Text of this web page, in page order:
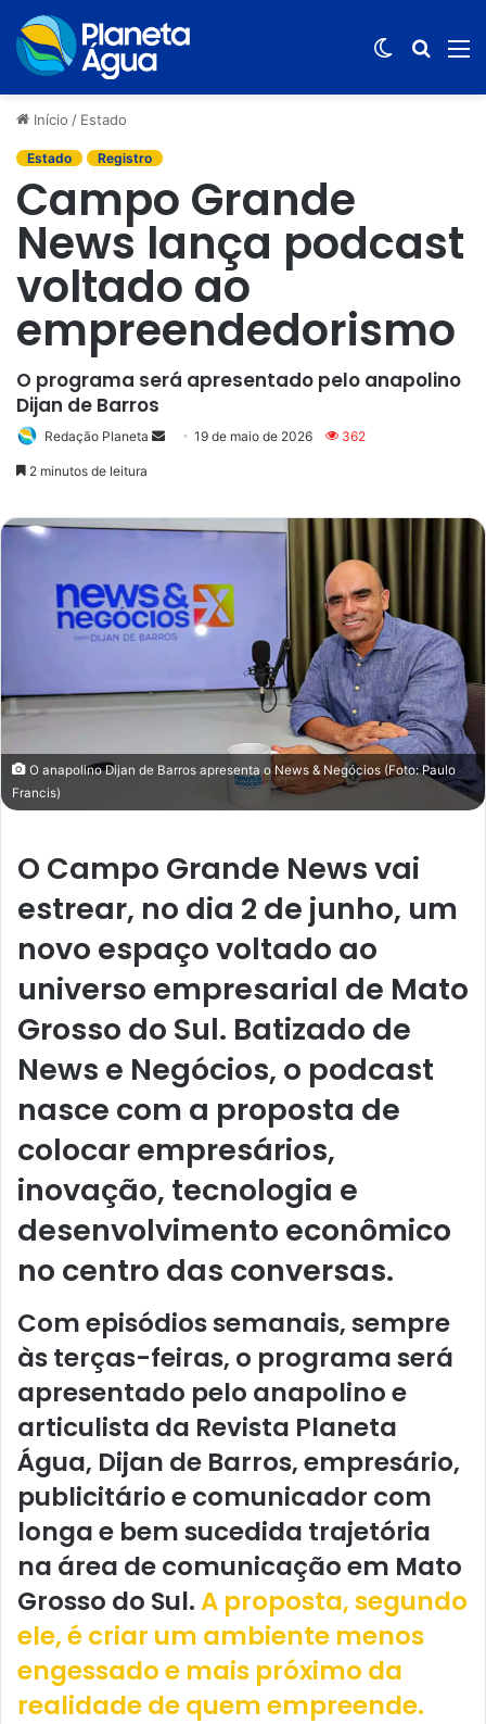
Switch
Início / Estado
Estado Registro
Campo Grande
News lança podcast
voltado ao
empreendedorismo
O programa será apresentado pelo anapolino
Dijan de Barros
Redação Planeta
Mande
mail
19 de maio de 2026 362
2 minutos de leitura
O anapolino Dijan de Barros apresenta o News & Negócios (Foto: Paulo
Francis)
O Campo Grande News vai
estrear, no dia 2 de junho, um
novo espaço voltado ao
universo empresarial de Mato
Grosso do Sul. Batizado de
News e Negócios, o podcast
nasce com a proposta de
colocar empresários,
inovação, tecnologia e
desenvolvimento econômico
no centro das conversas.
Com episódios semanais, sempre
às terças-feiras, o programa será
apresentado pelo anapolino e
articulista da Revista Planeta
Água, Dijan de Barros, empresário,
publicitário e comunicador com
longa e bem sucedida trajetória
na área de comunicação em Mato
Grosso do Sul.A proposta, segundo
ele, é criar um ambiente menos
engessado e mais próximo da
realidade de quem empreende.